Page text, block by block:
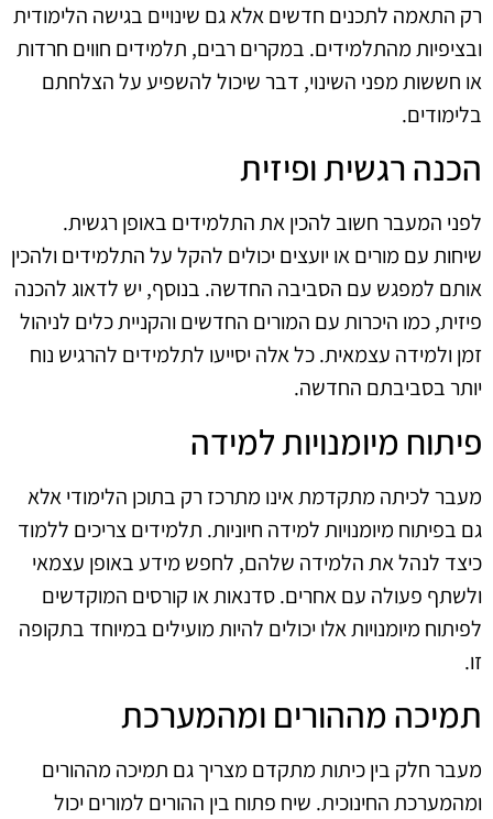
רק התאמה לתכנים חדשים אלא גם שינויים בגישה הלימודית
ובציפיות מהתלמידים. במקרים רבים, תלמידים חווים חרדות
או חששות מפני השינוי, דבר שיכול להשפיע על הצלחתם
בלימודים.
הכנה רגשית ופיזית
לפני המעבר חשוב להכין את התלמידים באופן רגשית.
שיחות עם מורים או יועצים יכולים להקל על התלמידים ולהכין
אותם למפגש עם הסביבה החדשה. בנוסף, יש לדאוג להכנה
פיזית, כמו היכרות עם המורים החדשים והקניית כלים לניהול
זמן ולמידה עצמאית. כל אלה יסייעו לתלמידים להרגיש נוח
יותר בסביבתם החדשה.
פיתוח מיומנויות למידה
מעבר לכיתה מתקדמת אינו מתרכז רק בתוכן הלימודי אלא
גם בפיתוח מיומנויות למידה חיוניות. תלמידים צריכים ללמוד
כיצד לנהל את הלמידה שלהם, לחפש מידע באופן עצמאי
ולשתף פעולה עם אחרים. סדנאות או קורסים המוקדשים
לפיתוח מיומנויות אלו יכולים להיות מועילים במיוחד בתקופה
זו.
תמיכה מההורים ומהמערכת
מעבר חלק בין כיתות מתקדם מצריך גם תמיכה מההורים
ומהמערכת החינוכית. שיח פתוח בין ההורים למורים יכול